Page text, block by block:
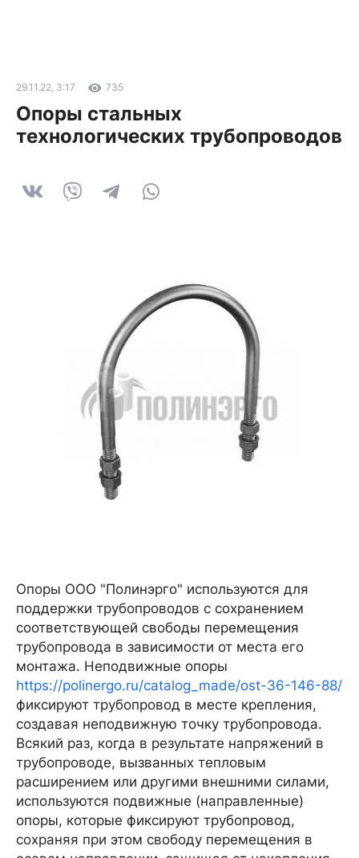
29.11.22, 3:17 735
Опоры стальных
технологических трубопроводов
Опоры ООО "Полинэрго" используются для
поддержки трубопроводов с сохранением
соответствующей свободы перемещения
трубопровода в зависимости от места его
монтажа. Неподвижные опоры
https://polinergo.ru/catalog_made/ost-36-146-88/
фиксируют трубопровод в месте крепления,
создавая неподвижную точку трубопровода.
Всякий раз, когда в результате напряжений в
трубопроводе, вызванных тепловым
расширением или другими внешними силами,
используются подвижные (направленные)
опоры, которые фиксируют трубопровод,
сохраняя при этом свободу перемещения в